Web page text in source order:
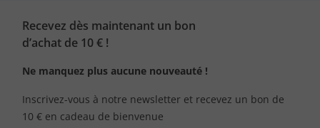
Recevez dès maintenant un bon
d’achat de 10 € !
Ne manquez plus aucune nouveauté !
Inscrivez-vous à notre newsletter et recevez un bon de
10 € en cadeau de bienvenue